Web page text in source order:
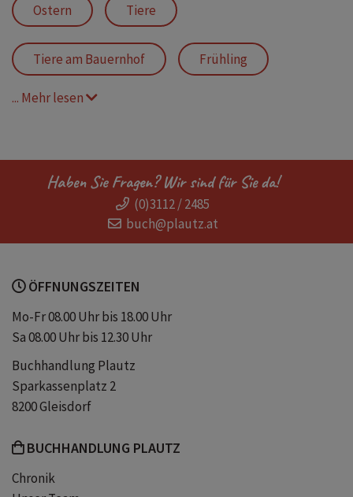
Ostern Tiere
Tiere am Bauernhof Frühling
Osterhase
Gemeinschaft Frühlingsfreude
... Mehr lesen
Haben Sie Fragen? Wir sind für Sie da!
(0)3112 / 2485
buch@plautz.at
ÖFFNUNGSZEITEN
Mo-Fr 08.00 Uhr bis 18.00 Uhr
Sa 08.00 Uhr bis 12.30 Uhr
Buchhandlung Plautz
Sparkassenplatz 2
8200 Gleisdorf
BUCHHANDLUNG PLAUTZ
Chronik